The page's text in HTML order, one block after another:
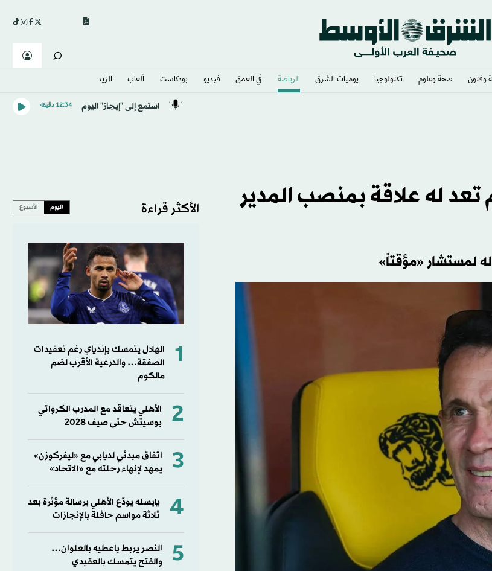
وفنون صحة وعلوم تكنولوجيا يوميات الشرق​ الرياضة في العمق فيديو بودكاست ألعاب المزيد
استمع إلى "إيجاز" اليوم 12:34 دقيقه
تعد له علاقة بمنصب المدير
لمستشار «مؤقتاً»
الأكثر قراءة اليوم الأسبوع
1
الهلال يتمسك بإندياي رغم تعقيدات
الصفقة… والدرعية الأقرب لضم
مالكوم
2
الأهلي يتعاقد مع المدرب الكرواتي
بوسيتش حتى صيف 2028
3
اتفاق مبدئي لديابي مع «ليفركوزن»
يمهد لإنهاء رحلته مع «الاتحاد»
4
يايسله يودّع الأهلي برسالة مؤثرة بعد
ثلاثة مواسم حافلة بالإنجازات
5
النصر يربط باعطيه بالعلوان…
والفتح يتمسك بالعقيدي